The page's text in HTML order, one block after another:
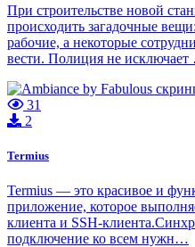
При строительстве новой
происходить загадочные
рабочие, а некоторые
вести. Полиция не
31
2
Termius
Termius — это красивое и
приложение, которое
клиента и SSH-
подключение ко всем нужн…